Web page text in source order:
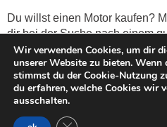
Du willst einen Motor kaufen?
dir bei der Suche nach einem
überholten oder gebrauchten
CLUBMAN R55 John Cooper
geprüfte MINI Motoren
Werkstätte in unserem
generalüberholte Motoren in
Wir verwenden Cookies, um dir
unserer Website zu bieten.
stimmst du der Cookie-Nutzung
du erfahren, welche Cookies wir
ausschalten.
GDPR Cookie-Banner